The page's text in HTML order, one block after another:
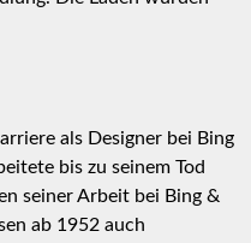
als Designer bei Bing
bis zu seinem Tod
seiner Arbeit bei Bing &
ab 1952 auch